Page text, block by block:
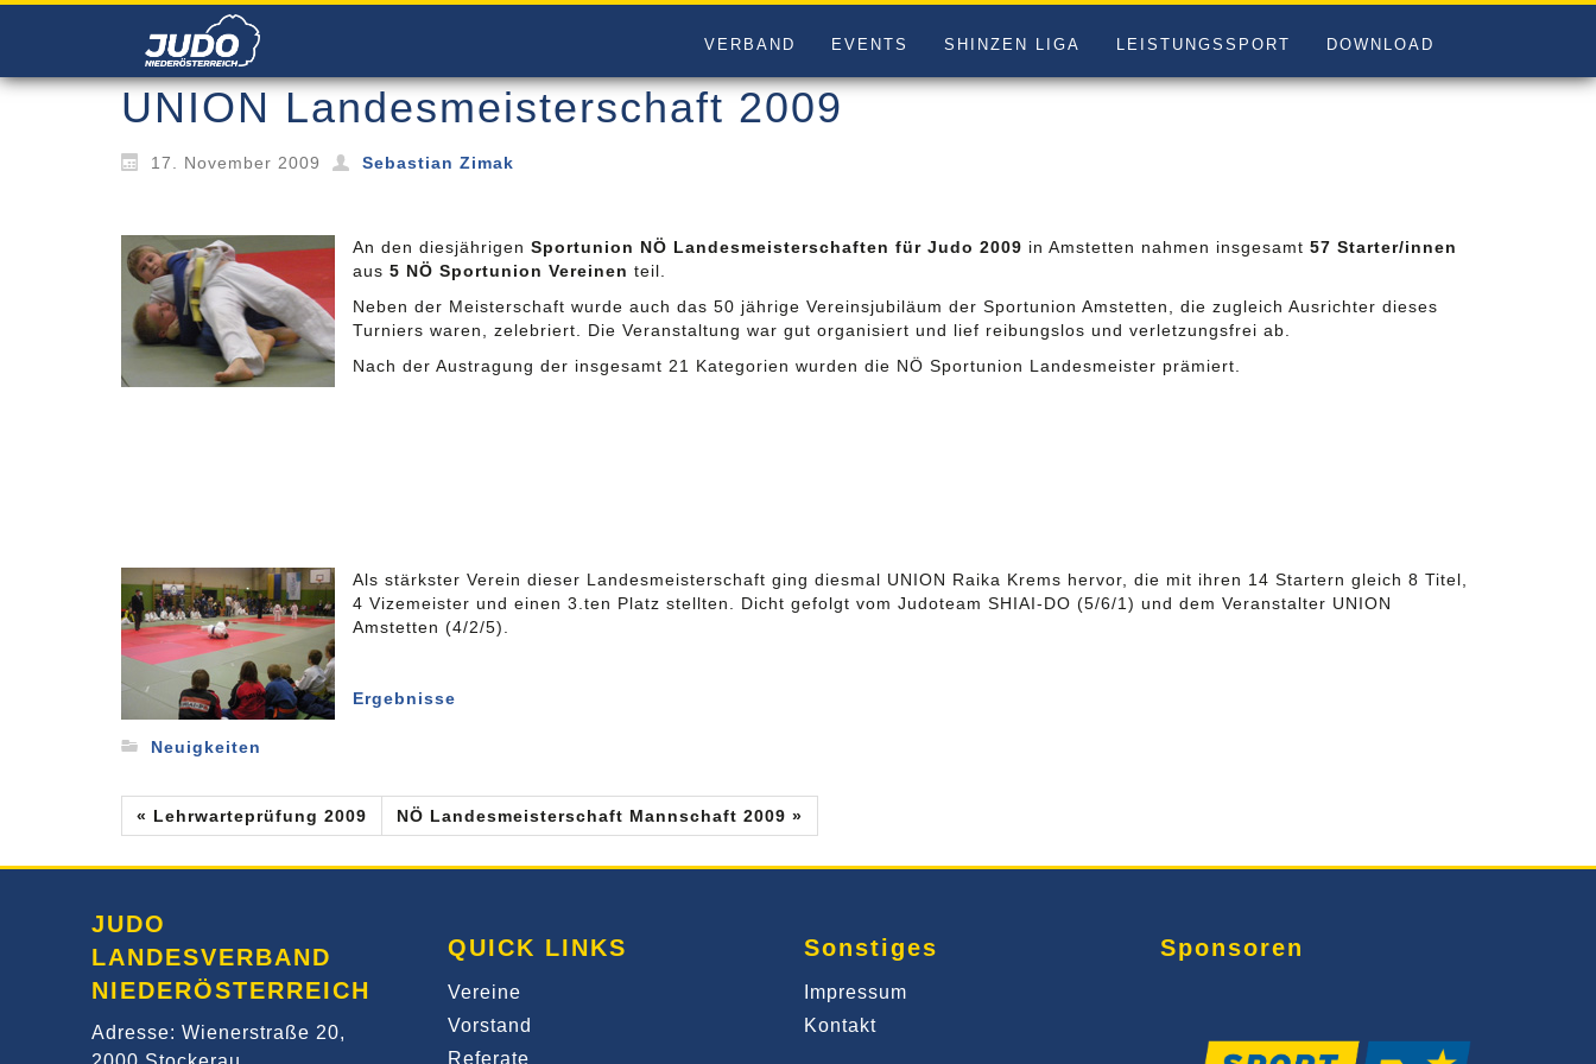
VERBAND EVENTS SHINZEN LIGA LEISTUNGSSPORT DOWNLOAD
UNION Landesmeisterschaft 2009
17. November 2009 Sebastian Zimak
An den diesjährigen Sportunion NÖ Landesmeisterschaften für Judo 2009 in Amstetten nahmen insgesamt 57 Starter/innen
aus 5 NÖ Sportunion Vereinen teil.
Neben der Meisterschaft wurde auch das 50 jährige Vereinsjubiläum der Sportunion Amstetten, die zugleich Ausrichter dieses
Turniers waren, zelebriert. Die Veranstaltung war gut organisiert und lief reibungslos und verletzungsfrei ab.
Nach der Austragung der insgesamt 21 Kategorien wurden die NÖ Sportunion Landesmeister prämiert.
Als stärkster Verein dieser Landesmeisterschaft ging diesmal UNION Raika Krems hervor, die mit ihren 14 Startern gleich 8 Titel,
4 Vizemeister und einen 3.ten Platz stellten. Dicht gefolgt vom Judoteam SHIAI-DO (5/6/1) und dem Veranstalter UNION
Amstetten (4/2/5).
Ergebnisse
Neuigkeiten
« Lehrwarteprüfung 2009 NÖ Landesmeisterschaft Mannschaft 2009 »
JUDO
LANDESVERBAND
NIEDERÖSTERREICH
Adresse: Wienerstraße 20,
QUICK LINKS
Vereine
Vorstand
Referate
Sonstiges
Impressum
Kontakt
Sponsoren